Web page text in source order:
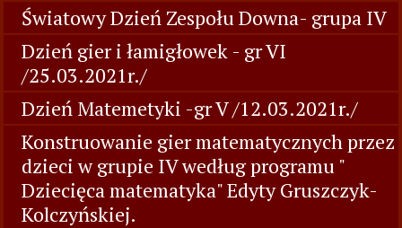
Światowy Dzień Zespołu Downa- grupa IV
Dzień gier i łamigłowek - gr VI
/25.03.2021r./
Dzień Matemetyki -gr V /12.03.2021r./
Konstruowanie gier matematycznych przez
dzieci w grupie IV według programu "
Dziecięca matematyka" Edyty Gruszczyk-
Kolczyńskiej.